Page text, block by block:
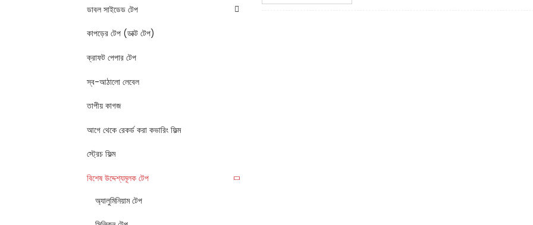
ডাবল সাইডেড টেপ
কাপড়ের টেপ (ডাক্ট টেপ)
ক্রাফট পেপার টেপ
স্ব-আঠালো লেবেল
তাপীয় কাগজ
আগে থেকে রেকর্ড করা কভারিং ফিল্ম
স্ট্রেচ ফিল্ম
বিশেষ উদ্দেশ্যমূলক টেপ
অ্যালুমিনিয়াম টেপ